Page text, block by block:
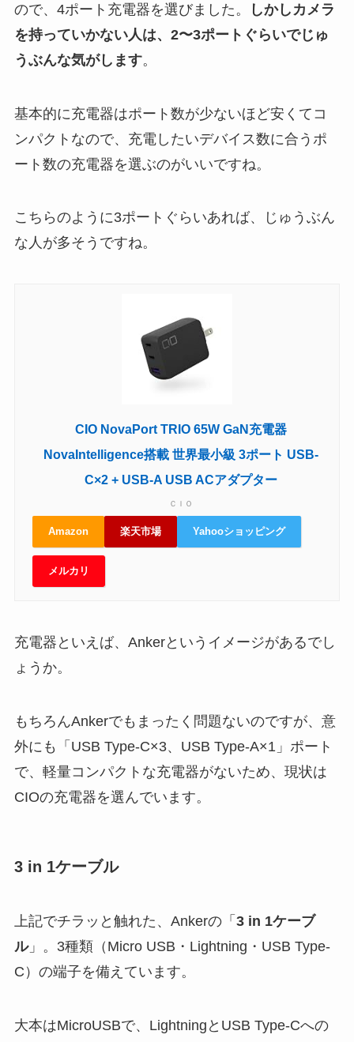
ので、4ポート充電器を選びました。
しかしカメラ
を持っていかない人は、2〜3ポートぐらいでじゅ
うぶんな気がします。
基本的に充電器はポート数が少ないほど安くてコ
ンパクトなので、充電したいデバイス数に合うポ
ート数の充電器を選ぶのがいいですね。
こちらのように3ポートぐらいあれば、じゅうぶん
な人が多そうですね。
CIO NovaPort TRIO 65W GaN充電器
NovaIntelligence搭載 世界最小級 3ポート USB-
C×2 + USB-A USB ACアダプター
ＣＩＯ
Amazon 楽天市場 Yahooショッピング
メルカリ
充電器といえば、Ankerというイメージがあるでし
ょうか。
もちろんAnkerでもまったく問題ないのですが、意
外にも「USB Type-C×3、USB Type-A×1」ポート
で、軽量コンパクトな充電器がないため、現状は
CIOの充電器を選んでいます。
3 in 1ケーブル
上記でチラッと触れた、Ankerの「 3 in 1ケーブ
ル」。3種類（Micro USB・Lightning・USB Type-
C）の端子を備えています。
大本はMicroUSBで、LightningとUSB Type-Cへの